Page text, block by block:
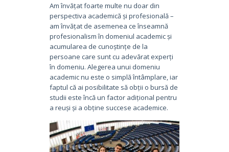
Am învățat foarte multe nu doar din
perspectiva academică și profesională –
am învățat de asemenea ce înseamnă
profesionalism în domeniul academic și
acumularea de cunoștințe de la
persoane care sunt cu adevărat experți
în domeniu. Alegerea unui domeniu
academic nu este o simplă întâmplare, iar
faptul că ai posibilitate să obții o bursă de
studii este încă un factor adițional pentru
a reuși și a obține succese academice.